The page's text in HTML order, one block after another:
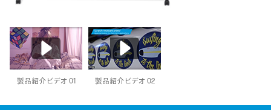
製品紹介ビデオ 01 製品紹介ビデオ 02